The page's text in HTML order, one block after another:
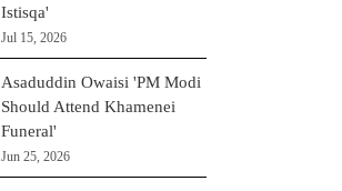
Istisqa'
Jul 15, 2026
Asaduddin Owaisi 'PM Modi
Should Attend Khamenei
Funeral'
Jun 25, 2026